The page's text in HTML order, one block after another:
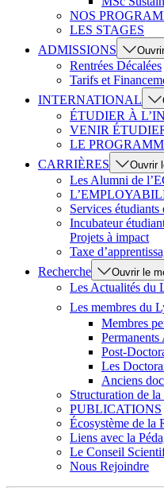
NOS
LES STAGES
ADMISSIONS
Rentrées Décalées
Tarifs et
INTERNATIONAL
ÉTUDIER À
VENIR
LE
CARRIÈRES
Ouvrir
Les Alumni de
Services étudiants
Incubateur
Projets à impact
Taxe
Recherche
Ouvrir le
Les Actualités du
Les membres du
Membres
Permanents
Post-
Les
Anciens
Structuration de la
PUBLICATIONS
Écosystème de la
Liens avec la
Le Conseil
Nous Rejoindre